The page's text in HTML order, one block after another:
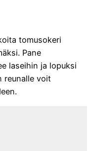
tomusokeri
Pane
laseihin ja lopuksi
reunalle voit